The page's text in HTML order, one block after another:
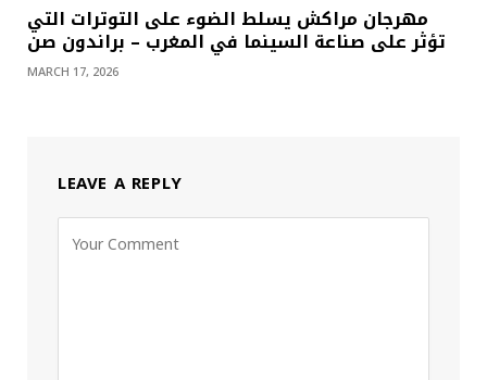
مهرجان مراكش يسلط الضوء على التوترات التي
تؤثر على صناعة السينما في المغرب – براندون صن
MARCH 17, 2026
LEAVE A REPLY